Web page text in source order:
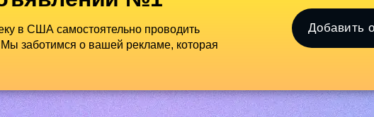
в США самостоятельно проводить
заботимся о вашей рекламе, которая
Добавить